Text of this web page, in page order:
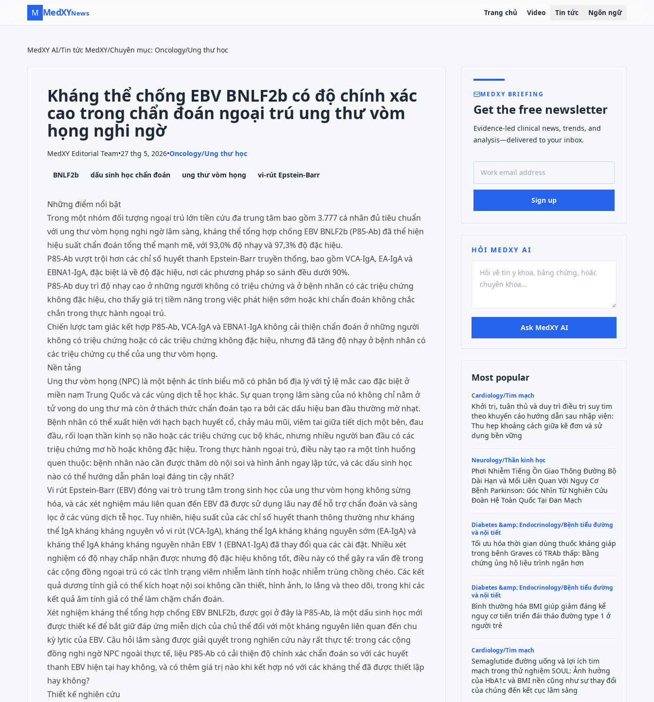
M MedXYNews Trang chủ Video Tin tức Ngôn ngữ
MedXY AI/Tin tức MedXY/Chuyên mục: Oncology/Ung thư học
Kháng thể chống EBV BNLF2b có độ chính xác
cao trong chẩn đoán ngoại trú ung thư vòm
họng nghi ngờ
MedXY Editorial Team•27 thg 5, 2026•Oncology/Ung thư học
BNLF2b dấu sinh học chẩn đoán ung thư vòm họng vi-rút Epstein-Barr
Những điểm nổi bật
Trong một nhóm đối tượng ngoại trú lớn tiền cứu đa trung tâm bao gồm 3.777 cá nhân đủ tiêu chuẩn
với ung thư vòm họng nghi ngờ lâm sàng, kháng thể tổng hợp chống EBV BNLF2b (P85-Ab) đã thể hiện
hiệu suất chẩn đoán tổng thể mạnh mẽ, với 93,0% độ nhạy và 97,3% độ đặc hiệu.
P85-Ab vượt trội hơn các chỉ số huyết thanh Epstein-Barr truyền thống, bao gồm VCA-IgA, EA-IgA và
EBNA1-IgA, đặc biệt là về độ đặc hiệu, nơi các phương pháp so sánh đều dưới 90%.
P85-Ab duy trì độ nhạy cao ở những người không có triệu chứng và ở bệnh nhân có các triệu chứng
không đặc hiệu, cho thấy giá trị tiềm năng trong việc phát hiện sớm hoặc khi chẩn đoán không chắc
chắn trong thực hành ngoại trú.
Chiến lược tam giác kết hợp P85-Ab, VCA-IgA và EBNA1-IgA không cải thiện chẩn đoán ở những người
không có triệu chứng hoặc có các triệu chứng không đặc hiệu, nhưng đã tăng độ nhạy ở bệnh nhân có
các triệu chứng cụ thể của ung thư vòm họng.
Nền tảng
Ung thư vòm họng (NPC) là một bệnh ác tính biểu mô có phân bố địa lý với tỷ lệ mắc cao đặc biệt ở
miền nam Trung Quốc và các vùng dịch tễ học khác. Sự quan trọng lâm sàng của nó không chỉ nằm ở
tử vong do ung thư mà còn ở thách thức chẩn đoán tạo ra bởi các dấu hiệu ban đầu thường mờ nhạt.
Bệnh nhân có thể xuất hiện với hạch bạch huyết cổ, chảy máu mũi, viêm tai giữa tiết dịch một bên, đau
đầu, rối loạn thần kinh sọ não hoặc các triệu chứng cục bộ khác, nhưng nhiều người ban đầu có các
triệu chứng mơ hồ hoặc không đặc hiệu. Trong thực hành ngoại trú, điều này tạo ra một tình huống
quen thuộc: bệnh nhân nào cần được thăm dò nội soi và hình ảnh ngay lập tức, và các dấu sinh học
nào có thể hướng dẫn phân loại đáng tin cậy nhất?
Vi rút Epstein-Barr (EBV) đóng vai trò trung tâm trong sinh học của ung thư vòm họng không sừng
hóa, và các xét nghiệm máu liên quan đến EBV đã được sử dụng lâu nay để hỗ trợ chẩn đoán và sàng
lọc ở các vùng dịch tễ học. Tuy nhiên, hiệu suất của các chỉ số huyết thanh thông thường như kháng
thể IgA kháng kháng nguyên vỏ vi rút (VCA-IgA), kháng thể IgA kháng kháng nguyên sớm (EA-IgA) và
kháng thể IgA kháng kháng nguyên nhân EBV 1 (EBNA1-IgA) đã thay đổi qua các cài đặt. Nhiều xét
nghiệm có độ nhạy chấp nhận được nhưng độ đặc hiệu không tốt, điều này có thể gây ra vấn đề trong
các cộng đồng ngoại trú có các tình trạng viêm nhiễm lành tính hoặc nhiễm trùng chồng chéo. Các kết
quả dương tính giả có thể kích hoạt nội soi không cần thiết, hình ảnh, lo lắng và theo dõi, trong khi các
kết quả âm tính giả có thể làm chậm chẩn đoán.
Xét nghiệm kháng thể tổng hợp chống EBV BNLF2b, được gọi ở đây là P85-Ab, là một dấu sinh học mới
được thiết kế để bắt giữ đáp ứng miễn dịch của chủ thể đối với một kháng nguyên liên quan đến chu
kỳ lytic của EBV. Câu hỏi lâm sàng được giải quyết trong nghiên cứu này rất thực tế: trong các cộng
đồng nghi ngờ NPC ngoài thực tế, liệu P85-Ab có cải thiện độ chính xác chẩn đoán so với các huyết
thanh EBV hiện tại hay không, và có thêm giá trị nào khi kết hợp nó với các kháng thể đã được thiết lập
hay không?
Thiết kế nghiên cứu
MEDXY BRIEFING
Get the free newsletter
Evidence-led clinical news, trends, and
analysis—delivered to your inbox.
Work email address
Sign up
HỎI MEDXY AI
Ask MedXY AI
Most popular
Cardiology/Tim mạch
Khởi trị, tuân thủ và duy trì điều trị suy tim
theo khuyến cáo hướng dẫn sau nhập viện:
Thu hẹp khoảng cách giữa kê đơn và sử
dụng bền vững
Neurology/Thần kinh học
Phơi Nhiễm Tiếng Ồn Giao Thông Đường Bộ
Dài Hạn và Mối Liên Quan Với Nguy Cơ
Bệnh Parkinson: Góc Nhìn Từ Nghiên Cứu
Đoàn Hệ Toàn Quốc Tại Đan Mạch
Diabetes &amp; Endocrinology/Bệnh tiểu đường
và nội tiết
Tối ưu hóa thời gian dùng thuốc kháng giáp
trong bệnh Graves có TRAb thấp: Bằng
chứng ủng hộ liệu trình ngắn hơn
Diabetes &amp; Endocrinology/Bệnh tiểu đường
và nội tiết
Bình thường hóa BMI giúp giảm đáng kể
nguy cơ tiến triển đái tháo đường type 1 ở
người trẻ
Cardiology/Tim mạch
Semaglutide đường uống và lợi ích tim
mạch trong thử nghiệm SOUL: Ảnh hưởng
của HbA1c và BMI nền cũng như sự thay đổi
của chúng đến kết cục lâm sàng